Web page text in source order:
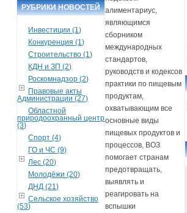
РУБРИКИ НОВОСТЕЙ
Инвестиции (1)
Конкуренция (1)
Строительство (1)
КДН и ЗП (2)
Роскомнадзор (2)
Правовые акты
Администрации (27)
Областной
природоохранный центр
(3)
Спорт (4)
ГО и ЧС (9)
Лес (20)
Молодёжи (20)
ДНД (21)
Сельское хозяйство
(53)
алиментариус,
являющимся
сборником
международных
стандартов,
руководств и кодексов
практики по пищевым
продуктам,
охватывающим все
основные виды
пищевых продуктов и
процессов, ВОЗ
помогает странам
предотвращать,
выявлять и
реагировать на
вспышки